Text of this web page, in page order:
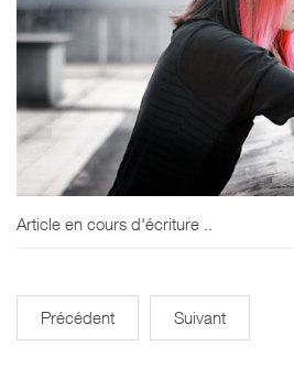
Article en cours d'écriture ..
Précédent Suivant